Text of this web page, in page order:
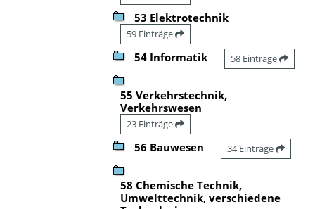
53 Elektrotechnik
59 Einträge
54 Informatik 58 Einträge
55 Verkehrstechnik,
Verkehrswesen
23 Einträge
56 Bauwesen 34 Einträge
58 Chemische Technik,
Umwelttechnik, verschiedene